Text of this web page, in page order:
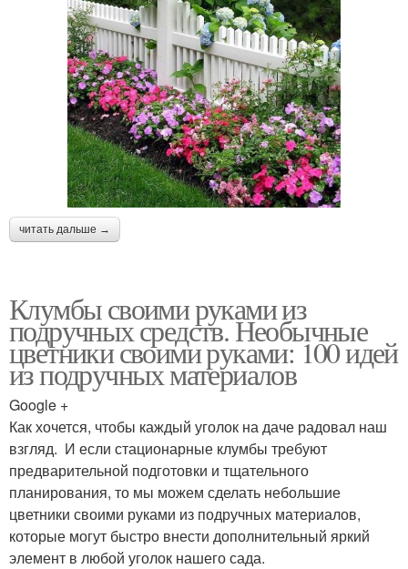
читать дальше →
Клумбы своими руками из
подручных средств. Необычные
цветники своими руками: 100 идей
из подручных материалов
Google +
Как хочется, чтобы каждый уголок на даче радовал наш
взгляд. И если стационарные клумбы требуют
предварительной подготовки и тщательного
планирования, то мы можем сделать небольшие
цветники своими руками из подручных материалов,
которые могут быстро внести дополнительный яркий
элемент в любой уголок нашего сада.